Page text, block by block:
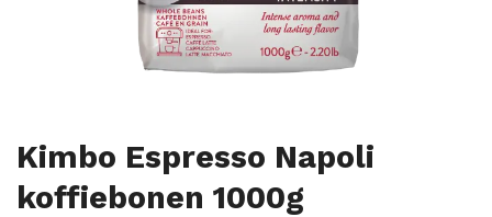
Kimbo Espresso Napoli
koffiebonen 1000g